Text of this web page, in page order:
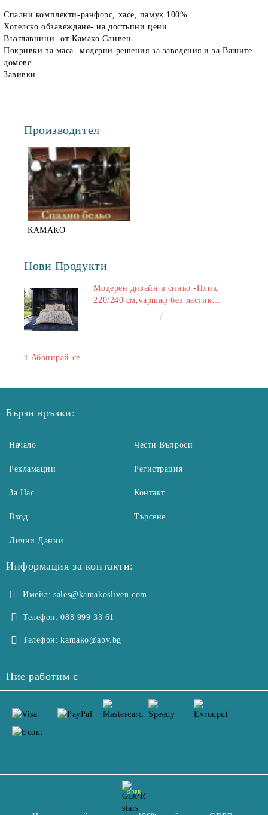
Спални комплекти-ранфорс, хасе, памук 100%
Хотелско обзавеждане- на достъпни цени
Възглавници- от Камако Сливен
Покривки за маса- модерни решения за заведения и за Вашите
домове
Завивки
Производител
КАМАКО
Нови Продукти
Модерен дизайн в синьо -Плик
220/240 см,чаршаф без ластик
240/260 см,калъфки 2+2
Абонирай се
Бързи връзки:
Начало
Рекламации
За Нас
Вход
Чести Въпроси
Регистрация
Контакт
Търсене
Лични Данни
Информация за контакти:
Имейл: sales@kamakosliven.com
Телефон: 088 999 33 61
Телефон: kamako@abv.bg
Ние работим с
GDPR